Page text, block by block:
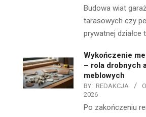
Budowa wiat
tarasowych czy
prywatnej działce
Wykończenie
– rola drobnych
meblowych
BY: REDAKCJA
2026
Po zakończeniu